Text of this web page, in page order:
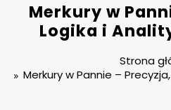
Merkury w
Logika i
Strona
Merkury w Pannie –